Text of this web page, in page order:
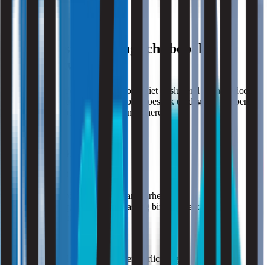
Ook akoestiek en daglicht bepalen
gebruikskwaliteit
De kwaliteit van een gebouw wordt niet uitsluitend bepaald door
temperatuur of luchtkwaliteit. Ook akoestiek en daglicht hebben
directe invloed op comfort en functioneren.
Slechte akoestiek kan leiden tot:
verminderde spraakverstaanbaarheid;
en een hogere ervaren belasting binnen werk- en
Daarnaast beïnvloeden daglicht en verlichting: